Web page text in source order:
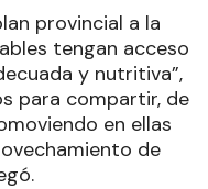
provincial a la
tengan acceso
y nutritiva”,
para compartir, de
en ellas
de